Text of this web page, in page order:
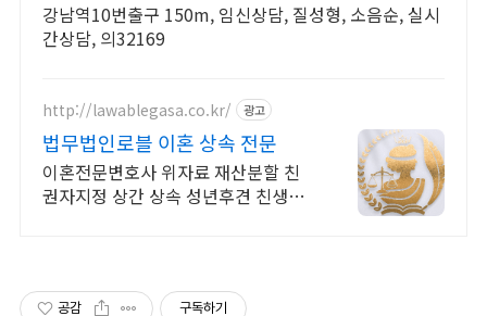
강남역10번출구 150m, 임신상담, 질성형, 소음순, 실시
간상담, 의32169
http://lawablegasa.co.kr/ 광고
법무법인로블 이혼 상속 전문
이혼전문변호사 위자료 재산분할 친
권자지정 상간 상속 성년후견 친생자
공감 구독하기